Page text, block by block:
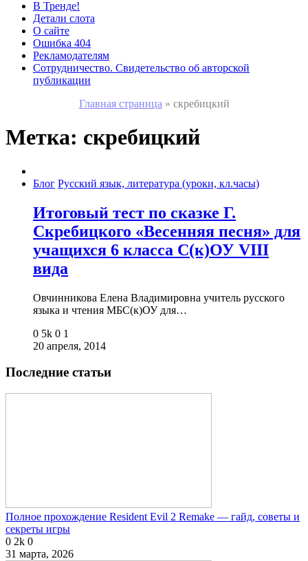
В Тренде!
Детали слота
О сайте
Ошибка 404
Рекламодателям
Сотрудничество. Свидетельство об авторской
публикации
Главная страница » скребицкий
Метка: скребицкий
Блог Русский язык, литература (уроки, кл.часы)
Итоговый тест по сказке Г.
Скребицкого «Весенняя песня» для
учащихся 6 класса С(к)ОУ VIII
вида
Овчинникова Елена Владимировна учитель русского
языка и чтения МБС(к)ОУ для…
0 5k 0 1
20 апреля, 2014
Последние статьи
Полное прохождение Resident Evil 2 Remake — гайд, советы и
секреты игры
0 2k 0
31 марта, 2026